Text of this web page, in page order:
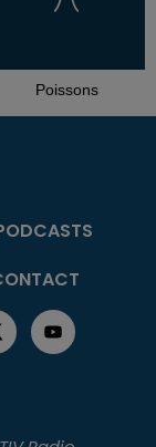
Poissons